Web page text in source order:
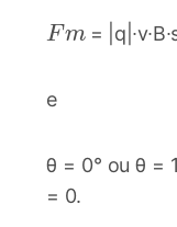
Fm
Fm=
e
θ = 0° ou θ =
= 0.